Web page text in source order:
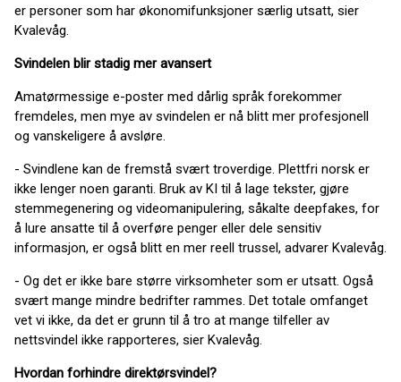
er personer som har økonomifunksjoner særlig utsatt, sier
Kvalevåg.
Svindelen blir stadig mer avansert
Amatørmessige e-poster med dårlig språk forekommer
fremdeles, men mye av svindelen er nå blitt mer profesjonell
og vanskeligere å avsløre.
- Svindlene kan de fremstå svært troverdige. Plettfri norsk er
ikke lenger noen garanti. Bruk av KI til å lage tekster, gjøre
stemmegenering og videomanipulering, såkalte deepfakes, for
å lure ansatte til å overføre penger eller dele sensitiv
informasjon, er også blitt en mer reell trussel, advarer Kvalevåg.
- Og det er ikke bare større virksomheter som er utsatt. Også
svært mange mindre bedrifter rammes. Det totale omfanget
vet vi ikke, da det er grunn til å tro at mange tilfeller av
nettsvindel ikke rapporteres, sier Kvalevåg.
Hvordan forhindre direktørsvindel?